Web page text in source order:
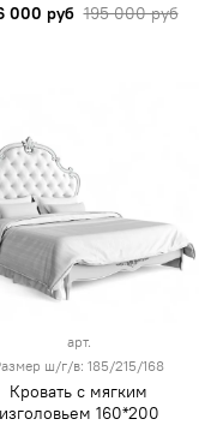
000 руб 195 000 руб
арт.
ш/г/в: 185/215/168
Кровать с мягким
изголовьем 160*200